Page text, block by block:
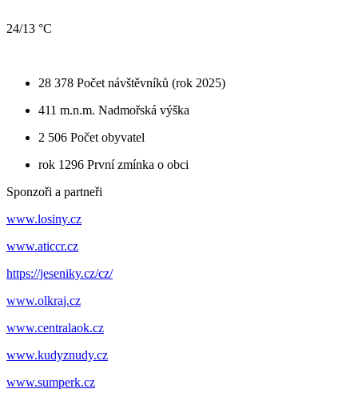
24/13 °C
28 378 Počet návštěvníků (rok 2025)
411 m.n.m. Nadmořská výška
2 506 Počet obyvatel
rok 1296 První zmínka o obci
Sponzoři a partneři
www.losiny.cz
www.aticcr.cz
https://jeseniky.cz/cz/
www.olkraj.cz
www.centralaok.cz
www.kudyznudy.cz
www.sumperk.cz